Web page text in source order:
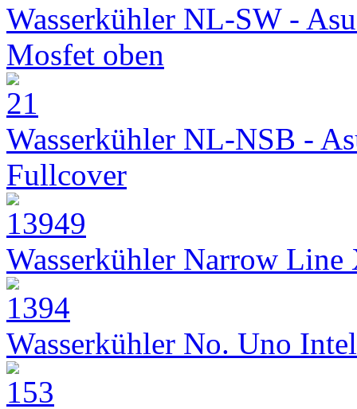
Wasserkühler NL-SW -
Mosfet oben
Wasserkühler NL-NSB -
Fullcover
Wasserkühler Narrow
Wasserkühler No. Uno Intel